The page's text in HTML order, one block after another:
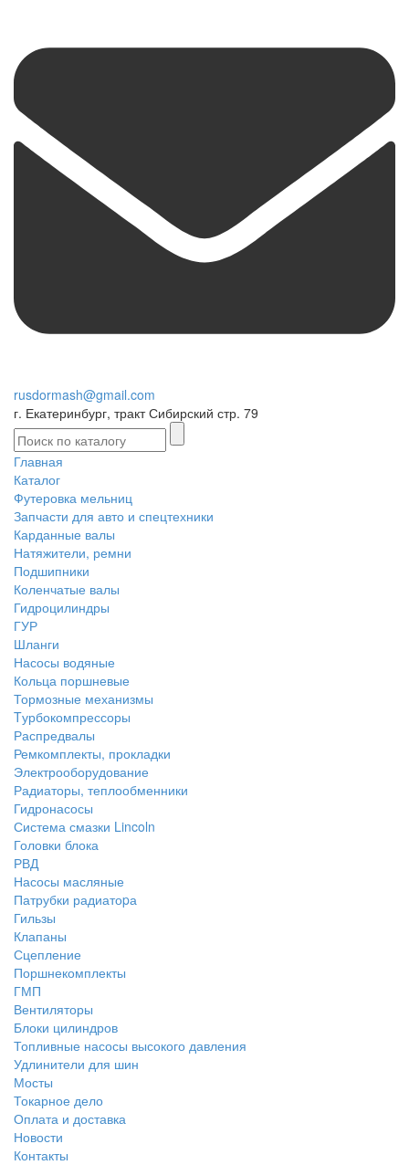
rusdormash@gmail.com
г. Екатеринбург, тракт Сибирский стр. 79
Главная
Каталог
Футеровка мельниц
Запчасти для авто и спецтехники
Карданные валы
Натяжители, ремни
Подшипники
Коленчатые валы
Гидроцилиндры
ГУР
Шланги
Насосы водяные
Кольца поршневые
Тормозные механизмы
Tурбокомпрессоры
Распредвалы
Ремкомплекты, прокладки
Электрооборудование
Радиаторы, теплообменники
Гидронасосы
Система смазки Lincoln
Головки блока
РВД
Насосы масляные
Патрубки радиатоpа
Гильзы
Клапаны
Сцепление
Поршнекомплекты
ГМП
Вентиляторы
Блоки цилиндров
Топливные насосы высокого давления
Удлинители для шин
Мосты
Токарное дело
Оплата и доставка
Новости
Контакты